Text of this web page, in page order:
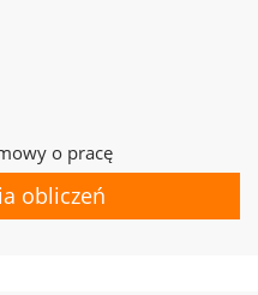
o pracę
obliczeń